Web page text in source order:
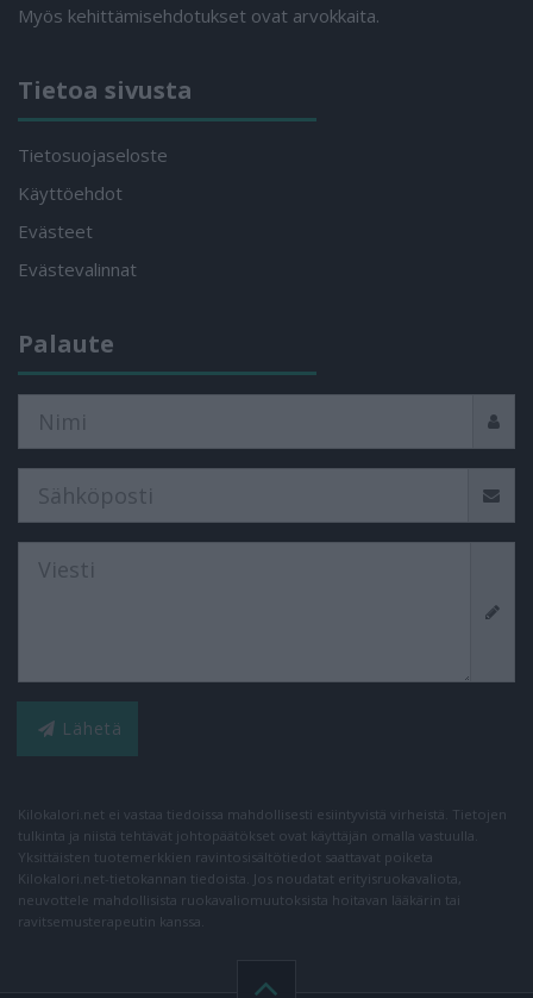
Myös kehittämisehdotukset ovat arvokkaita.
Tietoa sivusta
Tietosuojaseloste
Käyttöehdot
Evästeet
Evästevalinnat
Palaute
Lähetä
Kilokalori.net ei vastaa tiedoissa mahdollisesti esiintyvistä virheistä. Tietojen
tulkinta ja niistä tehtävät johtopäätökset ovat käyttäjän omalla vastuulla.
Yksittäisten tuotemerkkien ravintosisältötiedot saattavat poiketa
Kilokalori.net-tietokannan tiedoista. Jos noudatat erityisruokavaliota,
neuvottele mahdollisista ruokavaliomuutoksista hoitavan lääkärin tai
ravitsemusterapeutin kanssa.